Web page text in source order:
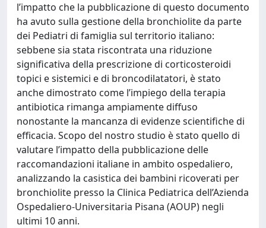
l’impatto che la pubblicazione di questo documento
ha avuto sulla gestione della bronchiolite da parte
dei Pediatri di famiglia sul territorio italiano:
sebbene sia stata riscontrata una riduzione
significativa della prescrizione di corticosteroidi
topici e sistemici e di broncodilatatori, è stato
anche dimostrato come l’impiego della terapia
antibiotica rimanga ampiamente diffuso
nonostante la mancanza di evidenze scientifiche di
efficacia. Scopo del nostro studio è stato quello di
valutare l’impatto della pubblicazione delle
raccomandazioni italiane in ambito ospedaliero,
analizzando la casistica dei bambini ricoverati per
bronchiolite presso la Clinica Pediatrica dell’Azienda
Ospedaliero-Universitaria Pisana (AOUP) negli
ultimi 10 anni.